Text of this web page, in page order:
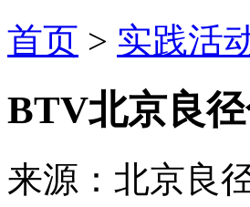
首页 > 实践活
BTV北京良
来源：北京良